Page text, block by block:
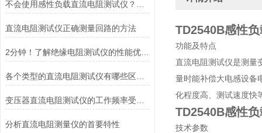
直流电阻测试仪正确测量回路的方法
2分钟！了解绝缘电阻测试仪的性能优势！
各个类型的直流电阻测试仪有哪些区别？
分析直流电阻测量仪的首要特性
TD2540B感性
功能及特点
直流电阻测试仪是测量
量时能补偿大电感设备
化程度高、测试速度快
TD2540B感性
技术参数